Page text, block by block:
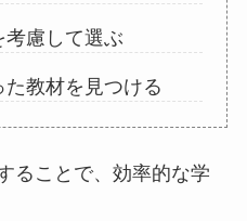
慮して選ぶ
教材を見つける
ることで、効率的な学